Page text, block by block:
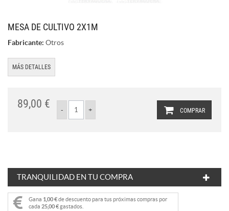
MESA DE CULTIVO 2X1M
Fabricante: Otros
MÁS DETALLES
89,00 €
COMPRAR
TRANQUILIDAD EN TU COMPRA
Gana 1,00 €de descuento para tus próximas compras por
cada 25,00 €gastados.